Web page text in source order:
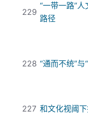
229
“一带一路”人
路径
228 “通而不统”与“
227 和文化视阈下